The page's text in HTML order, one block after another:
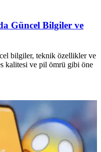
Güncel Bilgiler ve
bilgiler, teknik özellikler ve
kalitesi ve pil ömrü gibi öne